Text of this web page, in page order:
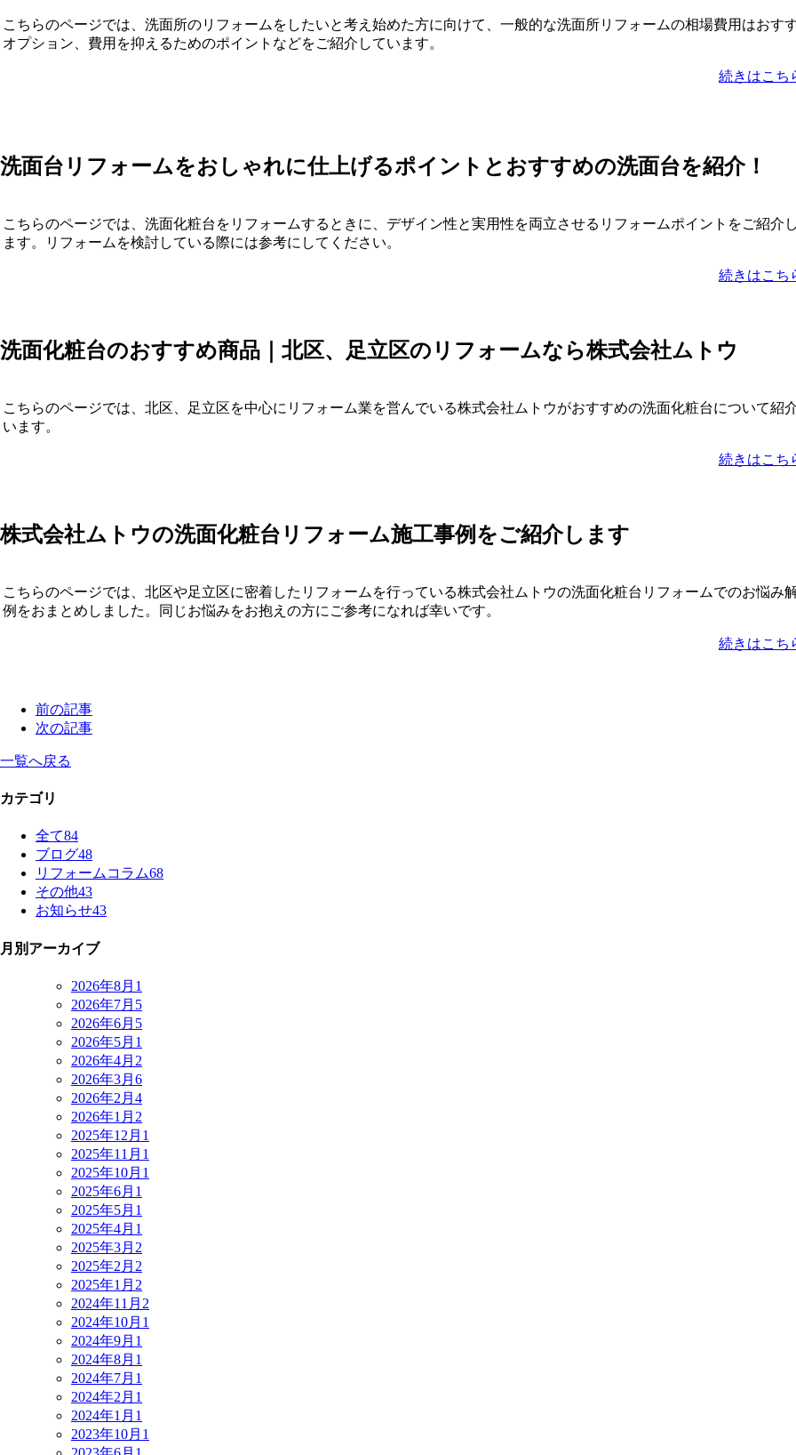
こちらのページでは、洗面所のリフォームをしたいと考え始めた方に向けて、一般的な洗面所リフォームの相場費用はおす
オプション、費用を抑えるためのポイントなどをご紹介しています。
続きはこち
洗面台リフォームをおしゃれに仕上げるポイントとおすすめの洗面台を紹介！
こちらのページでは、洗面化粧台をリフォームするときに、デザイン性と実用性を両立させるリフォームポイントをご紹介
ます。リフォームを検討している際には参考にしてください。
続きはこち
洗面化粧台のおすすめ商品｜北区、足立区のリフォームなら株式会社ムトウ
こちらのページでは、北区、足立区を中心にリフォーム業を営んでいる株式会社ムトウがおすすめの洗面化粧台について紹
います。
続きはこち
株式会社ムトウの洗面化粧台リフォーム施工事例をご紹介します
こちらのページでは、北区や足立区に密着したリフォームを行っている株式会社ムトウの洗面化粧台リフォームでのお悩み
例をおまとめしました。同じお悩みをお抱えの方にご参考になれば幸いです。
続きはこち
前の記事
次の記事
一覧へ戻る
カテゴリ
全て84
ブログ48
リフォームコラム68
その他43
お知らせ43
月別アーカイブ
2026年8月 1
2026年7月 5
2026年6月 5
2026年5月 1
2026年4月 2
2026年3月 6
2026年2月 4
2026年1月 2
2025年12月 1
2025年11月 1
2025年10月 1
2025年6月 1
2025年5月 1
2025年4月 1
2025年3月 2
2025年2月 2
2025年1月 2
2024年11月 2
2024年10月 1
2024年9月 1
2024年8月 1
2024年7月 1
2024年2月 1
2024年1月 1
2023年10月 1